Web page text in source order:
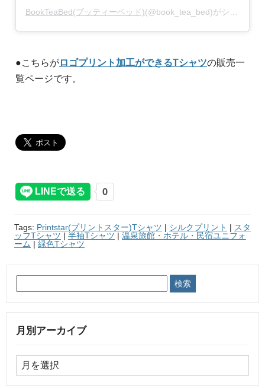
BookTeaBed(ブッティーベッド)(@book_tea_bed)がシェアした投稿 –
●こちらがロゴプリント加工ができるTシャツの販売一
覧ページです。
Tags: Printstar(プリントスター)Tシャツ | シルクプリント | スタ
ッフTシャツ | 半袖Tシャツ | 温泉旅館・ホテル・民宿ユニフォ
ーム | 緑色Tシャツ
月別アーカイブ